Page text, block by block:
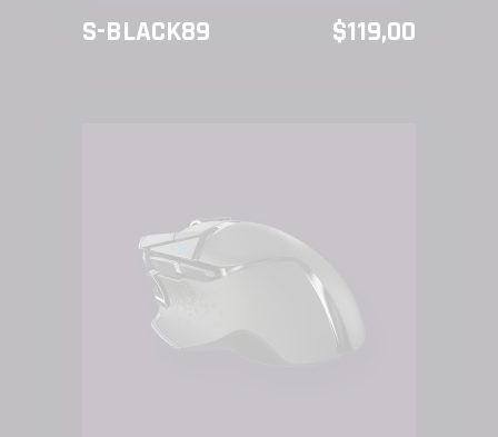
S-BLACK89 $119,00
AÑADIR AL CARRITO